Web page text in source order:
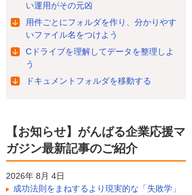
い運用がその元凶
用件ごとにフォルダを作り、分かりやす
いファイル名をつけよう
Cドライブを理解してデータを整理しよ
う
ドキュメントフォルダを移動する
【お知らせ】がんばる企業応援マ
ガジン最新記事のご紹介
2026年 8月 4日
成功法則をまねするより現実的な「失敗学」